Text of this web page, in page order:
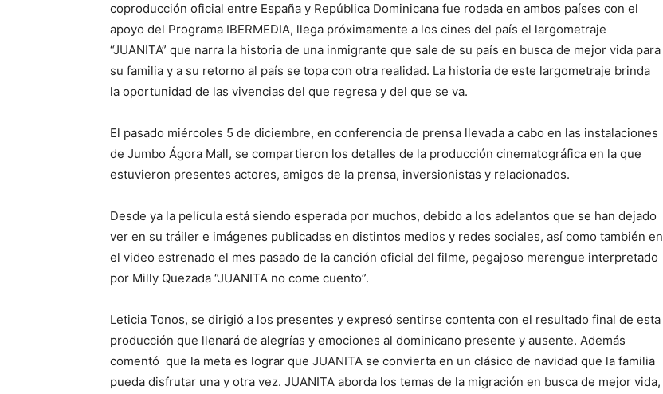
coproducción oficial entre España y República Dominicana fue rodada en ambos países con el
apoyo del Programa IBERMEDIA, llega próximamente a los cines del país el largometraje
“JUANITA” que narra la historia de una inmigrante que sale de su país en busca de mejor vida para
su familia y a su retorno al país se topa con otra realidad. La historia de este largometraje brinda
la oportunidad de las vivencias del que regresa y del que se va.
El pasado miércoles 5 de diciembre, en conferencia de prensa llevada a cabo en las instalaciones
de Jumbo Ágora Mall, se compartieron los detalles de la producción cinematográfica en la que
estuvieron presentes actores, amigos de la prensa, inversionistas y relacionados.
Desde ya la película está siendo esperada por muchos, debido a los adelantos que se han dejado
ver en su tráiler e imágenes publicadas en distintos medios y redes sociales, así como también en
el video estrenado el mes pasado de la canción oficial del filme, pegajoso merengue interpretado
por Milly Quezada “JUANITA no come cuento”.
Leticia Tonos, se dirigió a los presentes y expresó sentirse contenta con el resultado final de esta
producción que llenará de alegrías y emociones al dominicano presente y ausente. Además
comentó que la meta es lograr que JUANITA se convierta en un clásico de navidad que la familia
pueda disfrutar una y otra vez. JUANITA aborda los temas de la migración en busca de mejor vida,